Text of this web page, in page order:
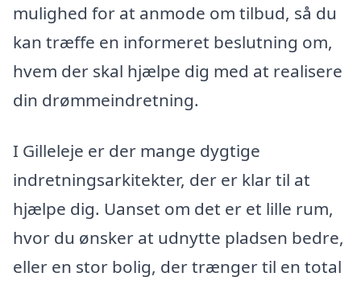
mulighed for at anmode om tilbud, så du
kan træffe en informeret beslutning om,
hvem der skal hjælpe dig med at realisere
din drømmeindretning.
I Gilleleje er der mange dygtige
indretningsarkitekter, der er klar til at
hjælpe dig. Uanset om det er et lille rum,
hvor du ønsker at udnytte pladsen bedre,
eller en stor bolig, der trænger til en total